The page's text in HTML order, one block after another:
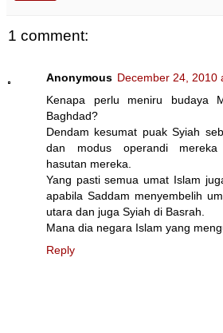
1 comment:
Anonymous December 24, 2010
Kenapa perlu meniru budaya
Baghdad?
Dendam kesumat puak Syiah
dan modus operandi mereka
hasutan mereka.
Yang pasti semua umat Islam
apabila Saddam menyembelih
utara dan juga Syiah di Basrah.
Mana dia negara Islam yang
Reply